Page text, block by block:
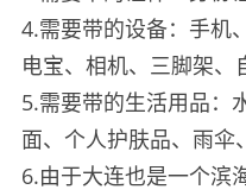
4.需要带的设备：手机
电宝、相机、三脚架、
5.需要带的生活用品：
面、个人护肤品、雨伞
6.由于大连也是一个滨